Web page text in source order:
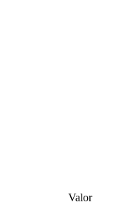
Valor